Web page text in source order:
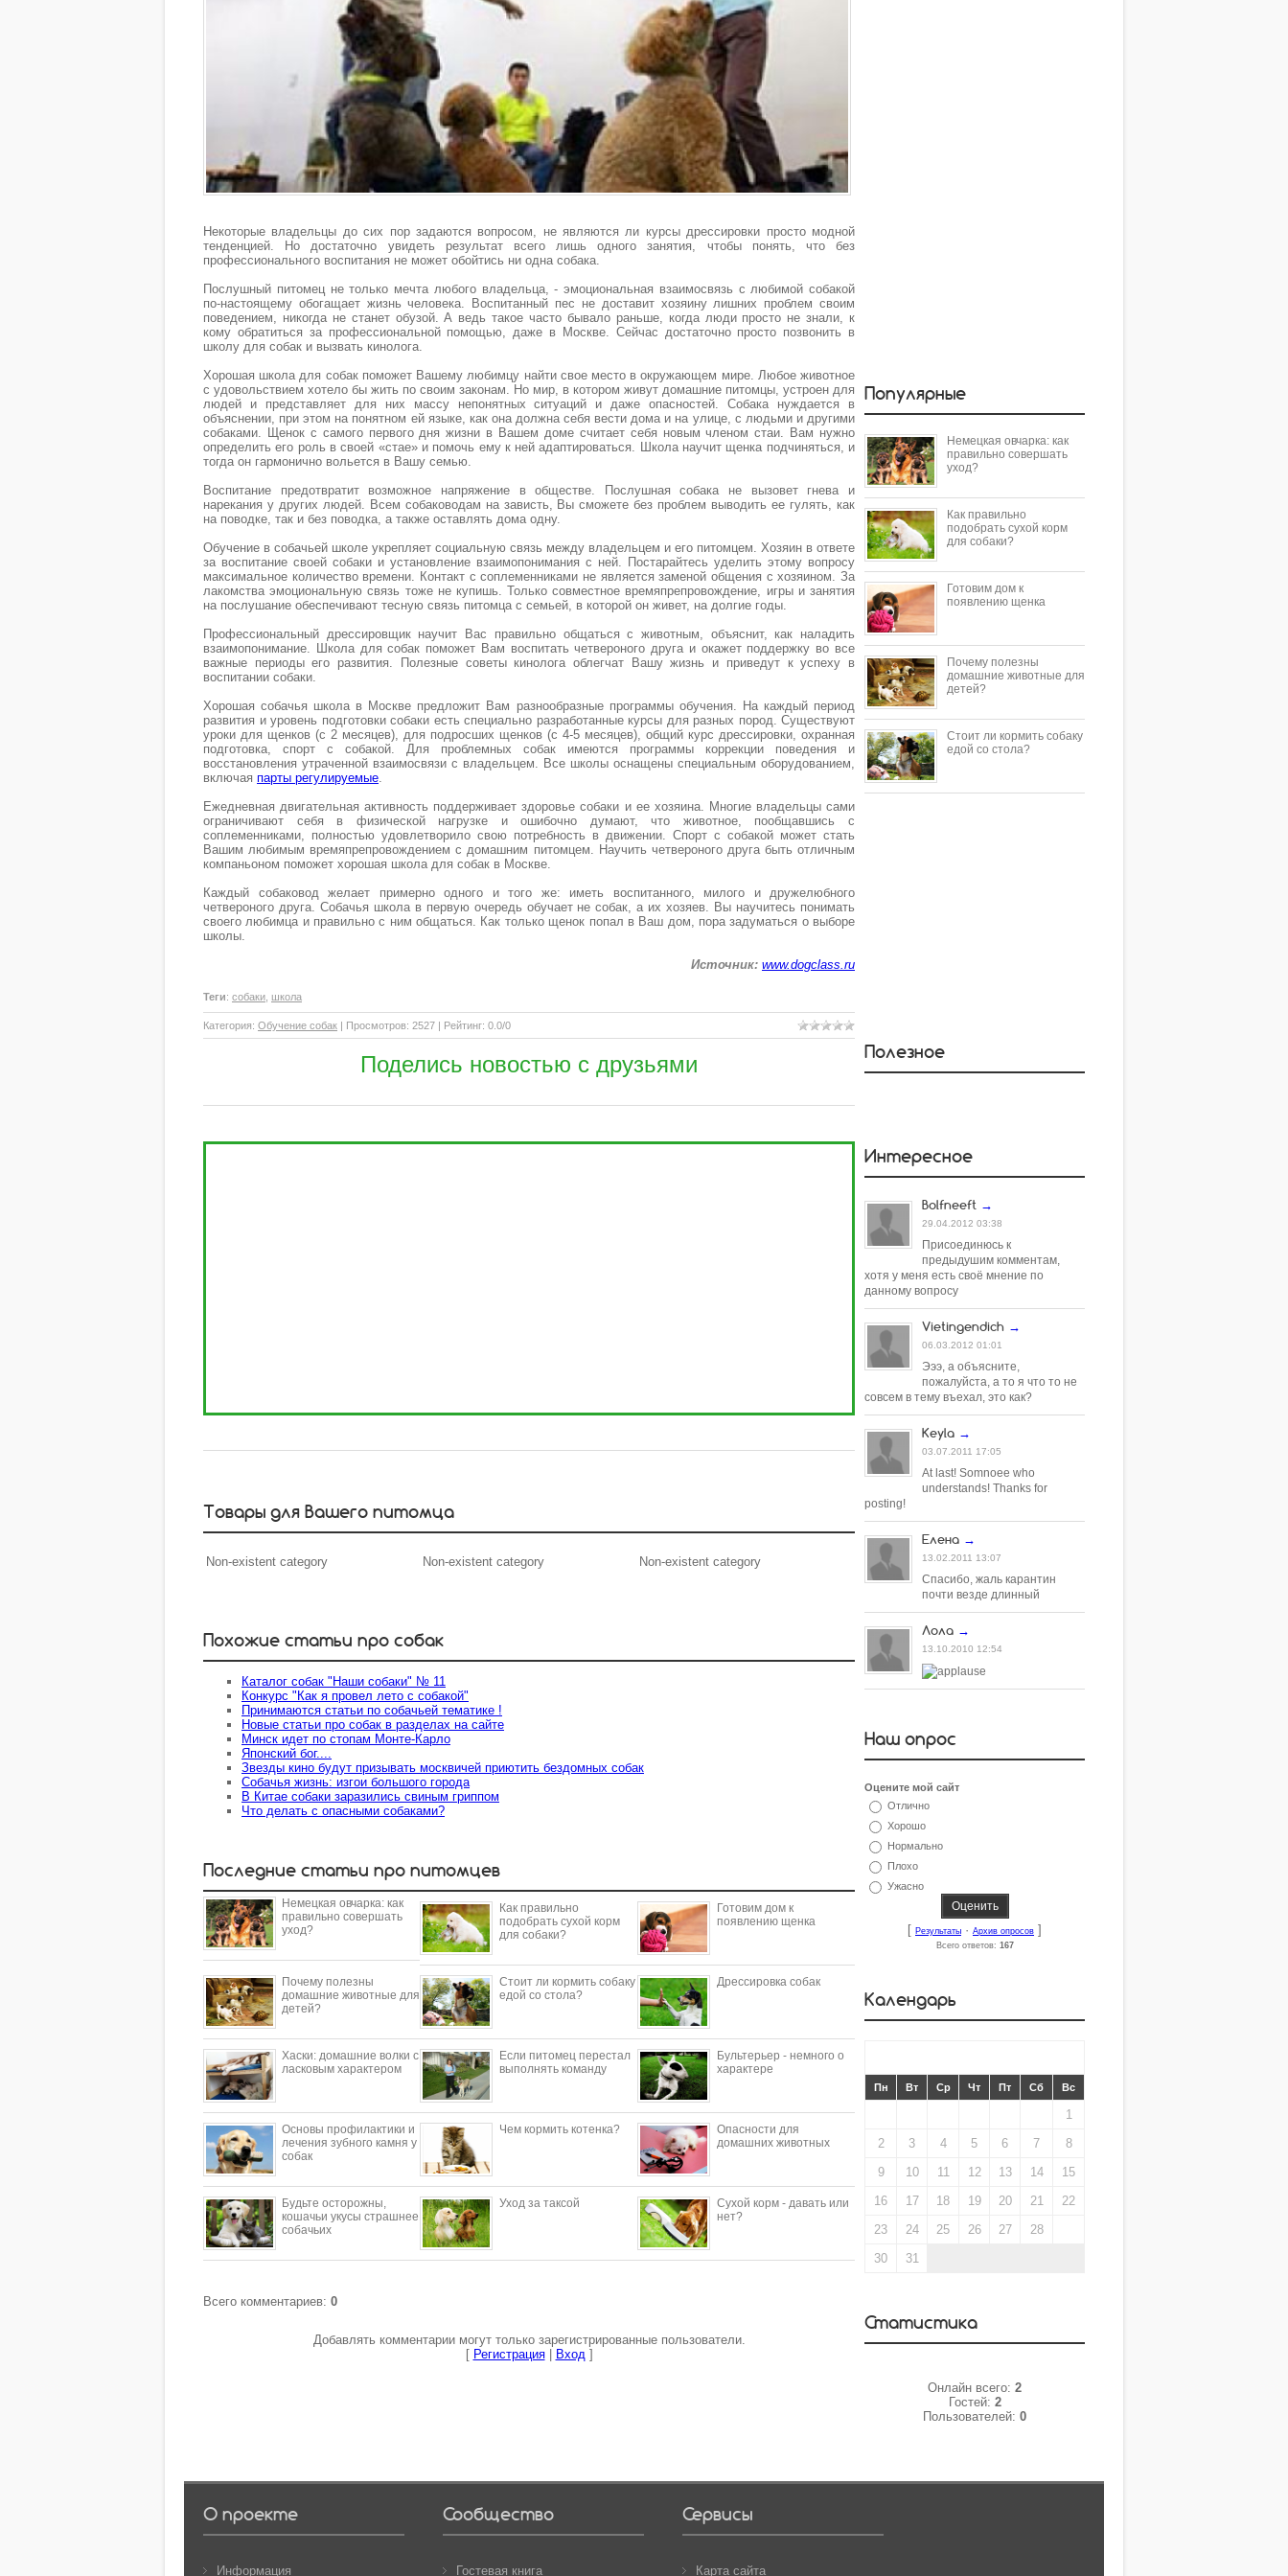
Некоторые владельцы до сих пор задаются вопросом, не являются ли курсы дрессировки просто модной
тенденцией. Но достаточно увидеть результат всего лишь одного занятия, чтобы понять, что без
профессионального воспитания не может обойтись ни одна собака.
Послушный питомец не только мечта любого владельца, - эмоциональная взаимосвязь с любимой собакой
по-настоящему обогащает жизнь человека. Воспитанный пес не доставит хозяину лишних проблем своим
поведением, никогда не станет обузой. А ведь такое часто бывало раньше, когда люди просто не знали, к
кому обратиться за профессиональной помощью, даже в Москве. Сейчас достаточно просто позвонить в
школу для собак и вызвать кинолога.
Хорошая школа для собак поможет Вашему любимцу найти свое место в окружающем мире. Любое животное
с удовольствием хотело бы жить по своим законам. Но мир, в котором живут домашние питомцы, устроен для
людей и представляет для них массу непонятных ситуаций и даже опасностей. Собака нуждается в
объяснении, при этом на понятном ей языке, как она должна себя вести дома и на улице, с людьми и другими
собаками. Щенок с самого первого дня жизни в Вашем доме считает себя новым членом стаи. Вам нужно
определить его роль в своей «стае» и помочь ему к ней адаптироваться. Школа научит щенка подчиняться, и
тогда он гармонично вольется в Вашу семью.
Воспитание предотвратит возможное напряжение в обществе. Послушная собака не вызовет гнева и
нарекания у других людей. Всем собаководам на зависть, Вы сможете без проблем выводить ее гулять, как
на поводке, так и без поводка, а также оставлять дома одну.
Обучение в собачьей школе укрепляет социальную связь между владельцем и его питомцем. Хозяин в ответе
за воспитание своей собаки и установление взаимопонимания с ней. Постарайтесь уделить этому вопросу
максимальное количество времени. Контакт с соплеменниками не является заменой общения с хозяином. За
лакомства эмоциональную связь тоже не купишь. Только совместное времяпрепровождение, игры и занятия
на послушание обеспечивают тесную связь питомца с семьей, в которой он живет, на долгие годы.
Профессиональный дрессировщик научит Вас правильно общаться с животным, объяснит, как наладить
взаимопонимание. Школа для собак поможет Вам воспитать четвероного друга и окажет поддержку во все
важные периоды его развития. Полезные советы кинолога облегчат Вашу жизнь и приведут к успеху в
воспитании собаки.
Хорошая собачья школа в Москве предложит Вам разнообразные программы обучения. На каждый период
развития и уровень подготовки собаки есть специально разработанные курсы для разных пород. Существуют
уроки для щенков (с 2 месяцев), для подросших щенков (с 4-5 месяцев), общий курс дрессировки, охранная
подготовка, спорт с собакой. Для проблемных собак имеются программы коррекции поведения и
восстановления утраченной взаимосвязи с владельцем. Все школы оснащены специальным оборудованием,
включая парты регулируемые.
Ежедневная двигательная активность поддерживает здоровье собаки и ее хозяина. Многие владельцы сами
ограничивают себя в физической нагрузке и ошибочно думают, что животное, пообщавшись с
соплеменниками, полностью удовлетворило свою потребность в движении. Спорт с собакой может стать
Вашим любимым времяпрепровождением с домашним питомцем. Научить четвероного друга быть отличным
компаньоном поможет хорошая школа для собак в Москве.
Каждый собаковод желает примерно одного и того же: иметь воспитанного, милого и дружелюбного
четвероного друга. Собачья школа в первую очередь обучает не собак, а их хозяев. Вы научитесь понимать
своего любимца и правильно с ним общаться. Как только щенок попал в Ваш дом, пора задуматься о выборе
школы.
Источник: www.dogclass.ru
Теги: собаки школа
Категория: Обучение собак | Просмотров: 2527 | Рейтинг: 0.0/0
Поделись новостью с друзьями
Товары для Вашего питомца
Non-existent category Non-existent category Non-existent category
Похожие статьи про собак
Каталог собак "Наши собаки" № 11
Конкурс "Как я провел лето с собакой"
Принимаются статьи по собачьей тематике !
Новые статьи про собак в разделах на сайте
Минск идет по стопам Монте-Карло
Японский бог....
Звезды кино будут призывать москвичей приютить бездомных собак
Собачья жизнь: изгои большого города
В Китае собаки заразились свиным гриппом
Что делать с опасными собаками?
Последние статьи про питомцев
Немецкая овчарка: как
правильно совершать
уход?
Как правильно
подобрать сухой корм
для собаки?
Готовим дом к
появлению щенка
Почему полезны
домашние животные для
детей?
Стоит ли кормить собаку
едой со стола?
Дрессировка собак
​Хаски: домашние волки с
ласковым характером
Если питомец перестал
выполнять команду
Бультерьер - немного о
характере
Основы профилактики и
лечения зубного камня у
собак
Чем кормить котенка?
Опасности для
домашних животных
Будьте осторожны,
кошачьи укусы страшнее
собачьих
Уход за таксой
Сухой корм - давать или
нет?
Всего комментариев: 0
Добавлять комментарии могут только зарегистрированные пользователи.
[ Регистрация| Вход ]
Популярные
Немецкая овчарка: как
правильно совершать
уход?
Как правильно
подобрать сухой корм
для собаки?
Готовим дом к
появлению щенка
Почему полезны
домашние животные для
детей?
Стоит ли кормить собаку
едой со стола?
Полезное
Интересное
Bolfneeft →
29.04.2012 03:38
Присоединюсь к
предыдушим комментам,
хотя у меня есть своё мнение по
данному вопросу
Vietingendich →
06.03.2012 01:01
Эээ, а объясните,
пожалуйста, а то я что то не
совсем в тему въехал, это как?
Keyla →
03.07.2011 17:05
At last! Somnoee who
understands! Thanks for
posting!
Елена →
13.02.2011 13:07
Спасибо, жаль карантин
почти везде длинный
Лола →
13.10.2010 12:54
Наш опрос
Оцените мой сайт
Отлично
Хорошо
Нормально
Плохо
Ужасно
[ Результаты · Архив опросов ]
Всего ответов: 167
Календарь
Пн Вт Ср Чт Пт Сб Вс
1
2
3 4 5 6 7
8
9
10 11 12 13 14
15
16
17 18 19 20 21
22
23
24 25 26 27 28
30
31
Статистика
Онлайн всего: 2
Гостей: 2
Пользователей: 0
О проекте
Информация
Сообщество
Гостевая книга
Сервисы
Карта сайта